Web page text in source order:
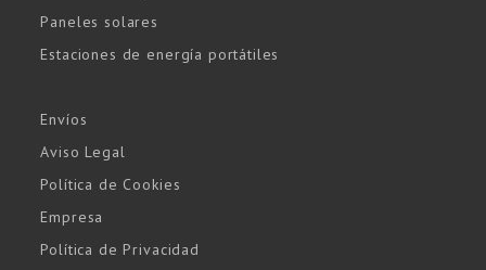
Paneles solares
Estaciones de energía portátiles
Envíos
Aviso Legal
Política de Cookies
Empresa
Política de Privacidad